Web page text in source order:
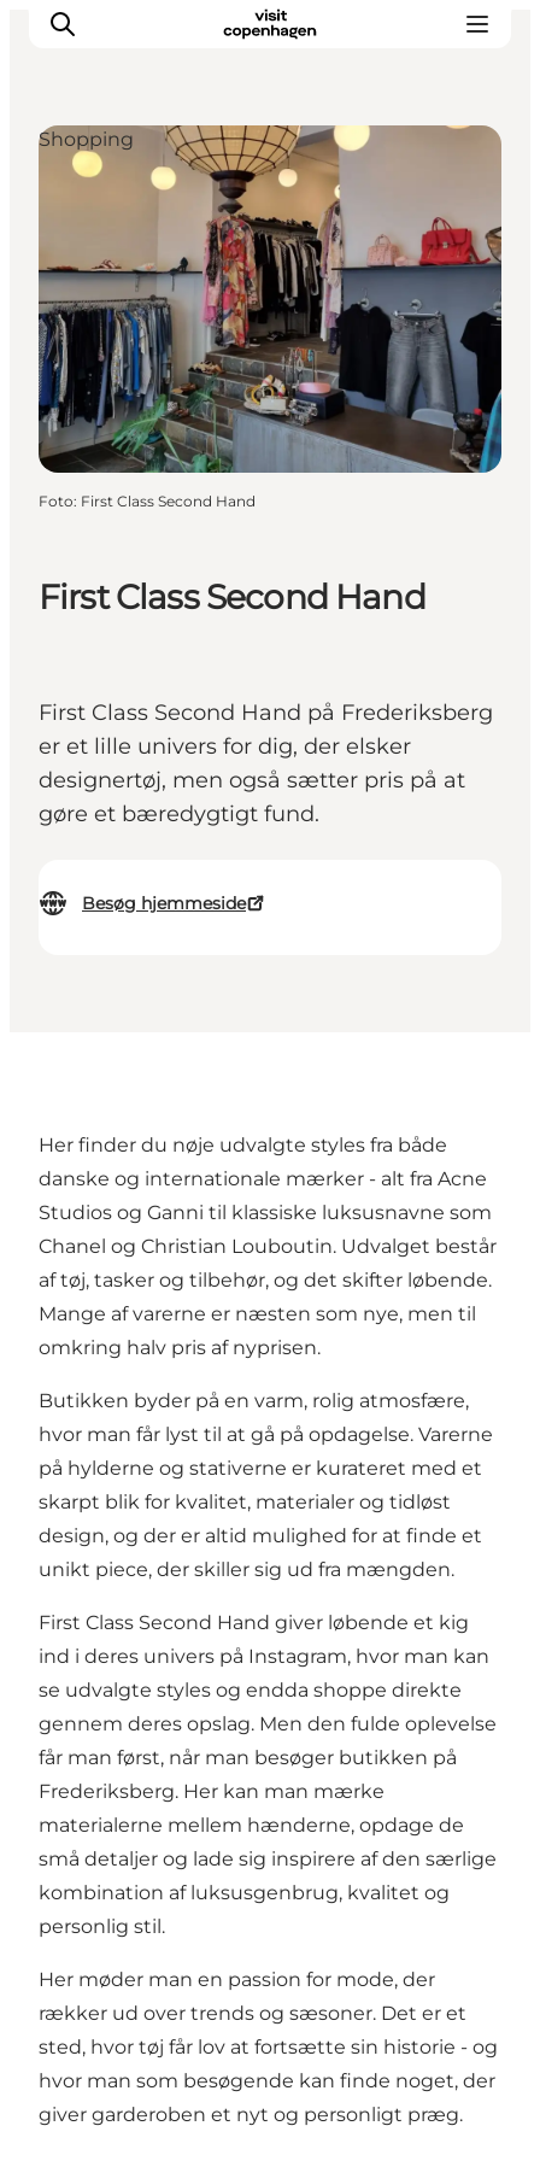
This is Copenhagen
Spis & drik
Områder
Planlæg din tur
CopenPay
Copenhagen Card
First Class Second Hand
First Class Second Hand på Frederiksberg
er et lille univers for dig, der elsker
designertøj, men også sætter pris på at
gøre et bæredygtigt fund.
Besøg hjemmeside
Shopping
Foto: First Class Second Hand
Her finder du nøje udvalgte styles fra både
danske og internationale mærker - alt fra Acne
Studios og Ganni til klassiske luksusnavne som
Chanel og Christian Louboutin. Udvalget består
af tøj, tasker og tilbehør, og det skifter løbende.
Mange af varerne er næsten som nye, men til
omkring halv pris af nyprisen.
Butikken byder på en varm, rolig atmosfære,
hvor man får lyst til at gå på opdagelse. Varerne
på hylderne og stativerne er kurateret med et
skarpt blik for kvalitet, materialer og tidløst
design, og der er altid mulighed for at finde et
unikt piece, der skiller sig ud fra mængden.
First Class Second Hand giver løbende et kig
ind i deres univers på Instagram, hvor man kan
se udvalgte styles og endda shoppe direkte
gennem deres opslag. Men den fulde oplevelse
får man først, når man besøger butikken på
Frederiksberg. Her kan man mærke
materialerne mellem hænderne, opdage de
små detaljer og lade sig inspirere af den særlige
kombination af luksusgenbrug, kvalitet og
personlig stil.
Her møder man en passion for mode, der
rækker ud over trends og sæsoner. Det er et
sted, hvor tøj får lov at fortsætte sin historie - og
hvor man som besøgende kan finde noget, der
giver garderoben et nyt og personligt præg.